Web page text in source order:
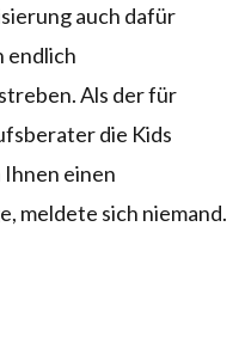
auch dafür
endlich
Als der für
die Kids
einen
meldete sich niemand.